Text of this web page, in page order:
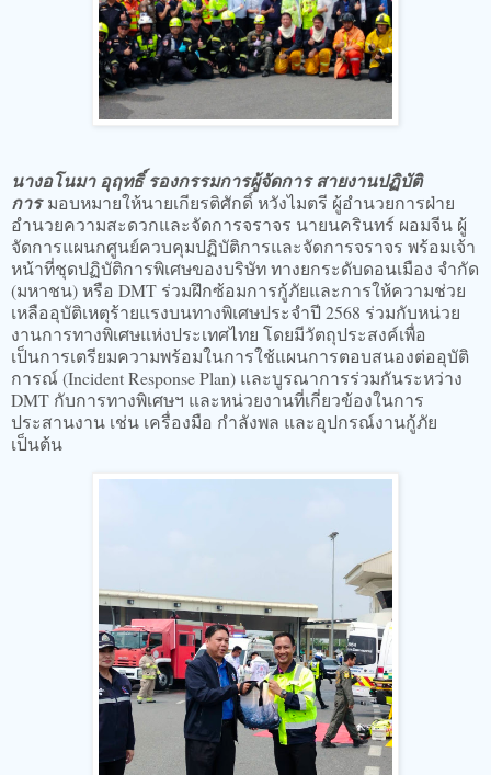
นางอโนมา อุฤทธิ์ รองกรรมการผู้จัดการ สายงานปฏิบัติ
การมอบหมายให้นายเกียรติศักดิ์ หวังไมตรี ผู้อำนวยการฝ่าย
อำนวยความสะดวกและจัดการจราจร นายนครินทร์ ผอมจีน ผู้
จัดการแผนกศูนย์ควบคุมปฏิบัติการและจัดการจราจร พร้อมเจ้า
หน้าที่ชุดปฏิบัติการพิเศษของบริษัท ทางยกระดับดอนเมือง จำกัด
(มหาชน) หรือ DMT ร่วมฝึกซ้อมการกู้ภัยและการให้ความช่วย
เหลืออุบัติเหตุร้ายแรงบนทางพิเศษประจำปี 2568 ร่วมกับหน่วย
งานการทางพิเศษแห่งประเทศไทย โดยมีวัตถุประสงค์เพื่อ
เป็นการเตรียมความพร้อมในการใช้แผนการตอบสนองต่ออุบัติ
การณ์ (Incident Response Plan) และบูรณาการร่วมกันระหว่าง
DMT กับการทางพิเศษฯ และหน่วยงานที่เกี่ยวข้องในการ
ประสานงาน เช่น เครื่องมือ กำลังพล และอุปกรณ์งานกู้ภัย
เป็นต้น